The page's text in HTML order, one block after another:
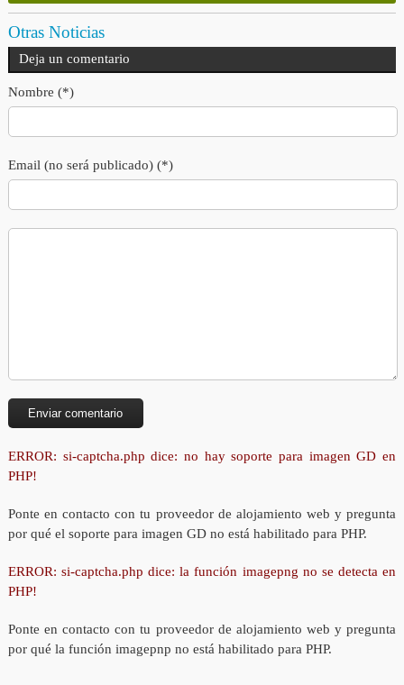
Otras Noticias
Deja un comentario
Nombre (*)
Email (no será publicado) (*)
ERROR: si-captcha.php dice: no hay soporte para imagen GD en
PHP!
Ponte en contacto con tu proveedor de alojamiento web y pregunta
por qué el soporte para imagen GD no está habilitado para PHP.
ERROR: si-captcha.php dice: la función imagepng no se detecta en
PHP!
Ponte en contacto con tu proveedor de alojamiento web y pregunta
por qué la función imagepnp no está habilitado para PHP.